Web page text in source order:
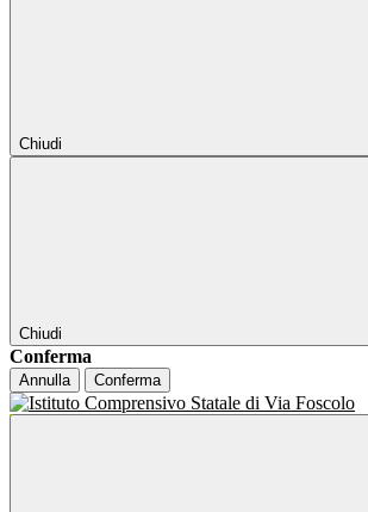
Chiudi
Chiudi
Conferma
Annulla Conferma